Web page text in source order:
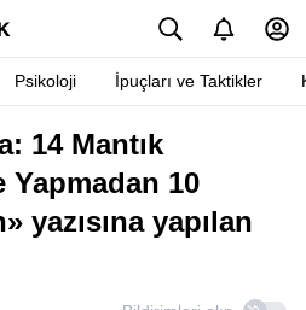
Psikoloji İpuçları ve Taktikler
14 Mantık
10
yazısına yapılan